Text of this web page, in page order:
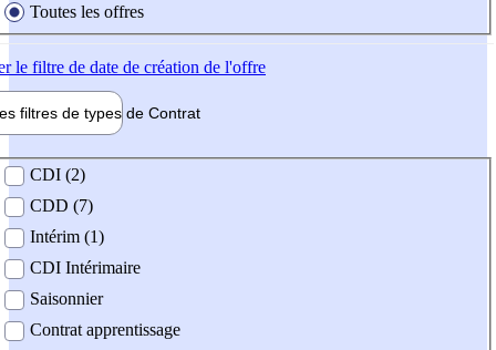
Toutes les offres
le filtre de date de création de l'offre
filtres de types de Contrat
contrat
CDI (2)
CDD (7)
Intérim (1)
CDI Intérimaire
Saisonnier
Contrat apprentissage